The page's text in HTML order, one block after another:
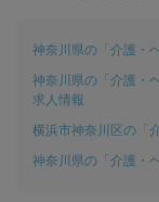
神奈川県の「介護・
神奈川県の「介護・
求人情報
横浜市神奈川区の「
神奈川県の「介護・